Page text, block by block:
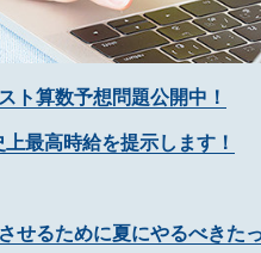
ト算数予想問題公開中！
最高時給を提示します！
せるために夏にやるべきた